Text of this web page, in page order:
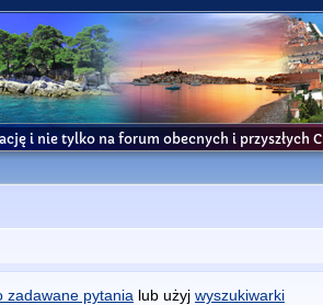
i nie tylko na forum obecnych i przyszłych
zadawane pytania lub użyj wyszukiwarki